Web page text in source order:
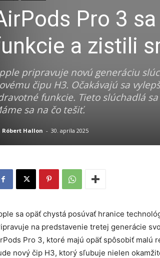
Pro 3
a zistili
pripravuje novú generáciu
čipu H3. Očakávajú sa
funkcie. Tieto slúchadlá
sa na čo tešiť.
Róbert Hallon - 30. apríla 2025
sa opäť chystá posúvať hranice
na predstavenie tretej generácie
Pro 3, ktoré majú opäť spôsobiť malú
nový čip H3, ktorý sľubuje nielen